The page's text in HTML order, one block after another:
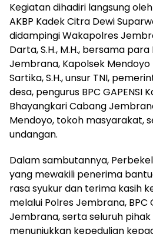
Kegiatan dihadiri langsung
AKBP Kadek Citra Dewi
didampingi Wakapolres
Darta, S.H., M.H., bersama
Jembrana, Kapolsek
Sartika, S.H., unsur TNI,
desa, pengurus BPC
Bhayangkari Cabang
Mendoyo, tokoh masyarakat,
undangan.
Dalam sambutannya,
yang mewakili penerima
rasa syukur dan terima kasih
melalui Polres Jembrana, BPC
Jembrana, serta seluruh
menunjukkan kepedulian